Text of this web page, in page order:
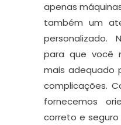
apenas
também um
personalizado.
para que você
mais adequado
complicações.
fornecemos
correto e